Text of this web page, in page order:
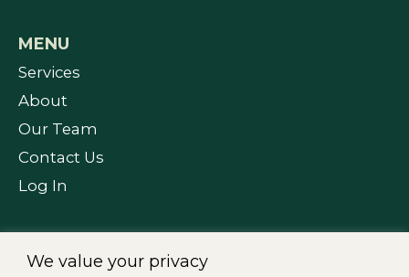
We value your privacy
MENU
Services
About
Our Team
Contact Us
Log In
FOLLOW US